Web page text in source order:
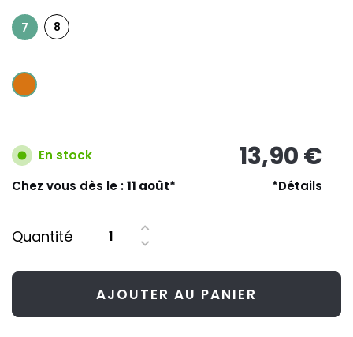
7 8
En stock 13,90 €
Chez vous dès le :11 août* *Détails
Quantité
AJOUTER AU PANIER